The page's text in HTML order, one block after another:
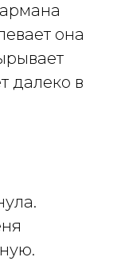
она
далеко в